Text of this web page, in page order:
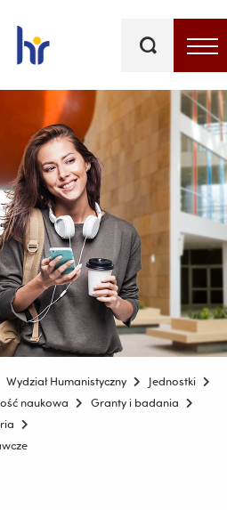
kluczowe
Wydział Humanistyczny
Jednostki
naukowa
Granty i badania